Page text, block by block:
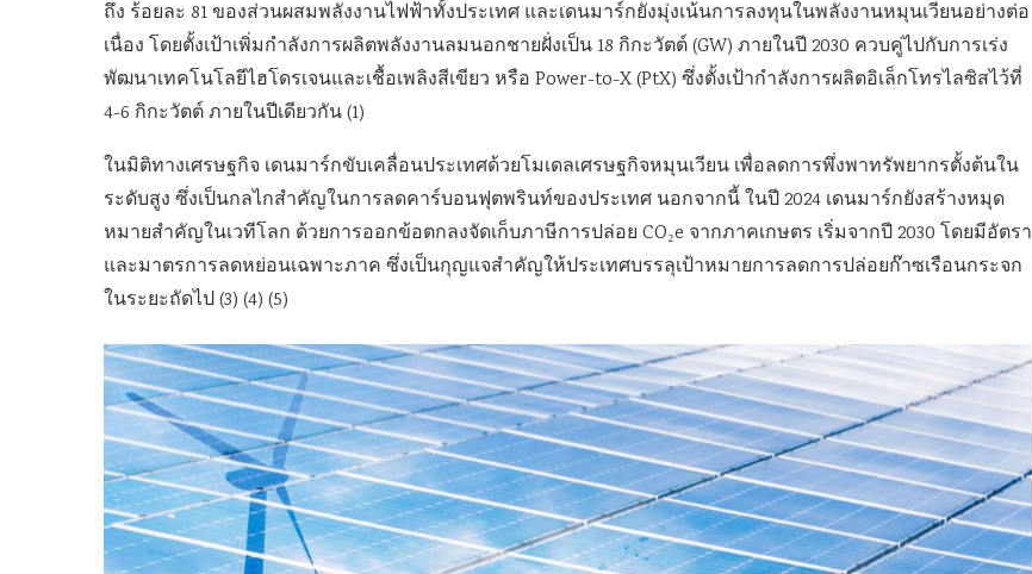
ถึง ร้อยละ 81 ของส่วนผสมพลังงานไฟฟ้าทั้งประเทศ และเดนมาร์กยังมุ่งเน้นการลงทุนในพลังงานหมุนเวียนอย่างต่อ
เนื่อง โดยตั้งเป้าเพิ่มกำลังการผลิตพลังงานลมนอกชายฝั่งเป็น 18 กิกะวัตต์ (GW) ภายในปี 2030 ควบคู่ไปกับการเร่ง
พัฒนาเทคโนโลยีไฮโดรเจนและเชื้อเพลิงสีเขียว หรือ Power-to-X (PtX) ซึ่งตั้งเป้ากำลังการผลิตอิเล็กโทรไลซิสไว้ที่
4-6 กิกะวัตต์ ภายในปีเดียวกัน (1)
ในมิติทางเศรษฐกิจ เดนมาร์กขับเคลื่อนประเทศด้วยโมเดลเศรษฐกิจหมุนเวียน เพื่อลดการพึ่งพาทรัพยากรตั้งต้นใน
ระดับสูง ซึ่งเป็นกลไกสำคัญในการลดคาร์บอนฟุตพรินท์ของประเทศ นอกจากนี้ ในปี 2024 เดนมาร์กยังสร้างหมุด
หมายสำคัญในเวทีโลก ด้วยการออกข้อตกลงจัดเก็บภาษีการปล่อย CO₂e จากภาคเกษตร เริ่มจากปี 2030 โดยมีอัตรา
และมาตรการลดหย่อนเฉพาะภาค ซึ่งเป็นกุญแจสำคัญให้ประเทศบรรลุเป้าหมายการลดการปล่อยก๊าซเรือนกระจก
ในระยะถัดไป (3) (4) (5)